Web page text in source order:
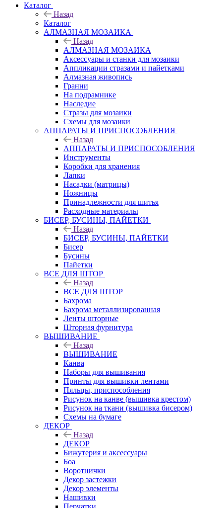
Каталог
Назад
Каталог
АЛМАЗНАЯ МОЗАИКА
Назад
АЛМАЗНАЯ МОЗАИКА
Аксессуары и станки для мозаики
Аппликации стразами и пайетками
Алмазная живопись
Гранни
На подрамнике
Наследие
Стразы для мозаики
Схемы для мозаики
АППАРАТЫ И ПРИСПОСОБЛЕНИЯ
Назад
АППАРАТЫ И ПРИСПОСОБЛЕНИЯ
Инструменты
Коробки для хранения
Лапки
Насадки (матрицы)
Ножницы
Принадлежности для шитья
Расходные материалы
БИСЕР, БУСИНЫ, ПАЙЕТКИ
Назад
БИСЕР, БУСИНЫ, ПАЙЕТКИ
Бисер
Бусины
Пайетки
ВСЕ ДЛЯ ШТОР
Назад
ВСЕ ДЛЯ ШТОР
Бахрома
Бахрома металлизированная
Ленты шторные
Шторная фурнитура
ВЫШИВАНИЕ
Назад
ВЫШИВАНИЕ
Канва
Наборы для вышивания
Принты для вышивки лентами
Пяльцы, приспособления
Рисунок на канве (вышивка крестом)
Рисунок на ткани (вышивка бисером)
Схемы на бумаге
ДЕКОР
Назад
ДЕКОР
Бижутерия и аксессуары
Боа
Воротнички
Декор застежки
Декор элементы
Нашивки
Перчатки